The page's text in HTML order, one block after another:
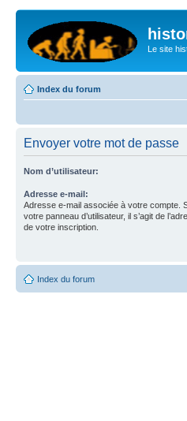
Le site
Index du forum
Envoyer votre mot de passe
Nom d’utilisateur:
Adresse e-mail:
Adresse e-mail associée à votre compte.
votre panneau d’utilisateur, il s’agit de
de votre inscription.
Index du forum